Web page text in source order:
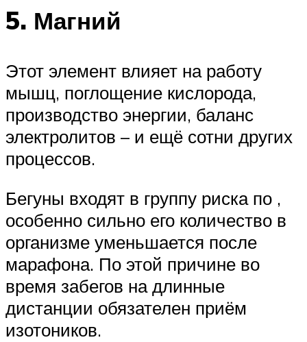
5. Магний
Этот элемент влияет на работу
мышц, поглощение кислорода,
производство энергии, баланс
электролитов – и ещё сотни других
процессов.
Бегуны входят в группу риска по ,
особенно сильно его количество в
организме уменьшается после
марафона. По этой причине во
время забегов на длинные
дистанции обязателен приём
изотоников.